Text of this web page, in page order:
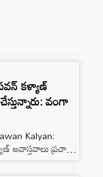
కళ్యాణ్
వంగా
Kalyan:
అవాస్తవాలు ప్రచారం